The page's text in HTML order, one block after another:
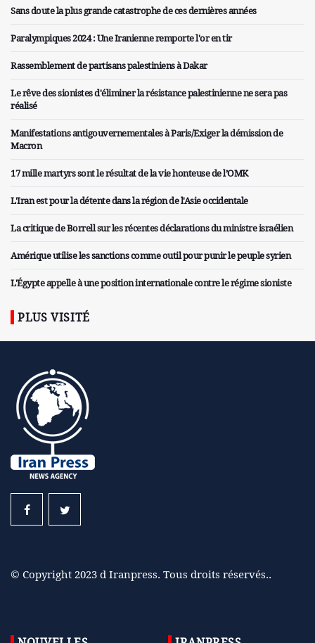
Sans doute la plus grande catastrophe de ces dernières années
Paralympiques 2024 : Une Iranienne remporte l'or en tir
Rassemblement de partisans palestiniens à Dakar
Le rêve des sionistes d'éliminer la résistance palestinienne ne sera pas
réalisé
Manifestations antigouvernementales à Paris/Exiger la démission de
Macron
17 mille martyrs sont le résultat de la vie honteuse de l’OMK
L'Iran est pour la détente dans la région de l'Asie occidentale
La critique de Borrell sur les récentes déclarations du ministre israélien
Amérique utilise les sanctions comme outil pour punir le peuple syrien
L'Égypte appelle à une position internationale contre le régime sioniste
PLUS VISITÉ
© Copyright 2023 d Iranpress. Tous droits réservés..